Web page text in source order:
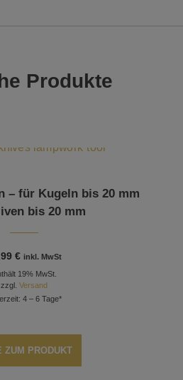
Produkte
– für Kugeln bis 20 mm
bis 20 mm
€ inkl. MwSt
19% MwSt.
zzgl.Versand
4 – 6 Tage*
ZUM PRODUKT